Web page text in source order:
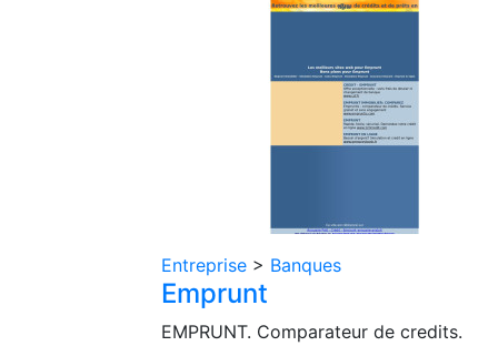
Entreprise > Banques
Emprunt
EMPRUNT. Comparateur de credits.